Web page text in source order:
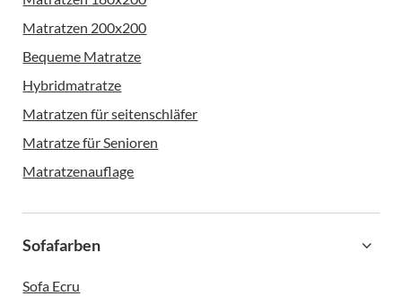
Matratzen 200x200
Bequeme Matratze
Hybridmatratze
Matratzen für seitenschläfer
Matratze für Senioren
Matratzenauflage
Sofafarben
Sofa Ecru